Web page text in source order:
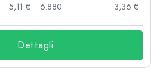
5,11 €
6.880
3,36 €
Dettagli